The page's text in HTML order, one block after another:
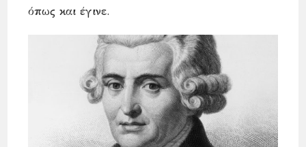
όπως και έγινε.